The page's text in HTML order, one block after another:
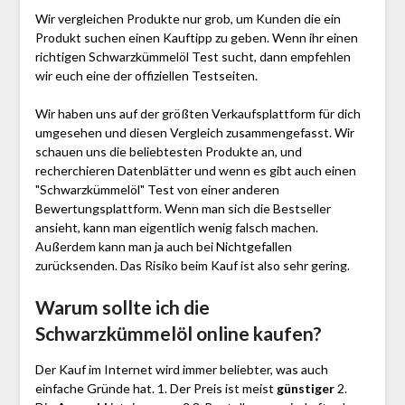
Wir vergleichen Produkte nur grob, um Kunden die ein
Produkt suchen einen Kauftipp zu geben. Wenn ihr einen
richtigen Schwarzkümmelöl Test sucht, dann empfehlen
wir euch eine der offiziellen Testseiten.
Wir haben uns auf der größten Verkaufsplattform für dich
umgesehen und diesen Vergleich zusammengefasst. Wir
schauen uns die beliebtesten Produkte an, und
recherchieren Datenblätter und wenn es gibt auch einen
"Schwarzkümmelöl" Test von einer anderen
Bewertungsplattform. Wenn man sich die Bestseller
ansieht, kann man eigentlich wenig falsch machen.
Außerdem kann man ja auch bei Nichtgefallen
zurücksenden. Das Risiko beim Kauf ist also sehr gering.
Warum sollte ich die
Schwarzkümmelöl online kaufen?
Der Kauf im Internet wird immer beliebter, was auch
einfache Gründe hat. 1. Der Preis ist meist günstiger2.